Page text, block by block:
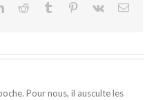
LinkedInReddit Tumblr Pinterest
Vk Email
Pour nous, il ausculte les